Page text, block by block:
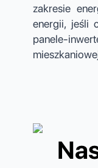
zakresie
energii, jeśli
panele-